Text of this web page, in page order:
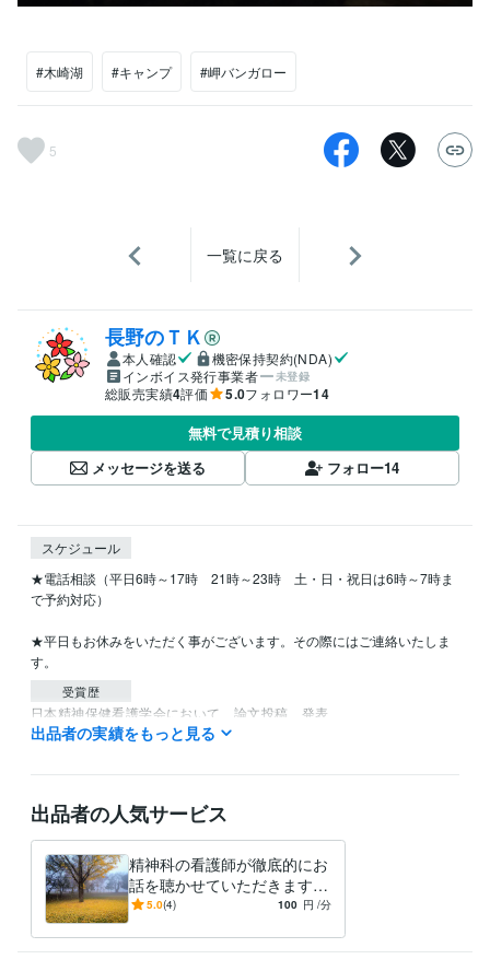
#木崎湖 #キャンプ #岬バンガロー
5
一覧に戻る
長野のＴＫ
本人確認
機密保持契約(NDA)
インボイス発行事業者
未登録
総販売実績4評価 5.0フォロワー14
無料で見積り相談
メッセージを送る
フォロー14
スケジュール
★電話相談（平日6時～17時　21時～23時　土・日・祝日は6時～7時ま
で予約対応）
★平日もお休みをいただく事がございます。その際にはご連絡いたしま
受賞歴
日本精神保健看護学会において、論文投稿、発表
看護師 取得年 : 2005年
精神看護専門看護師 取得年 : 2019年
得意分野
悩み相談・カウンセリング
傾聴　カウンセリング　医療　生きづら
出品者の実績をもっと見る
出品者の人気サービス
精神科の看護師が徹底的にお
話を聴かせていただきます
人間関係、お薬、仕事、メン
ください
5.0(4) 100 円 /分